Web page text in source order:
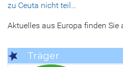
zu Ceuta nicht teil…
Aktuelles aus Europa finden Sie
Träger